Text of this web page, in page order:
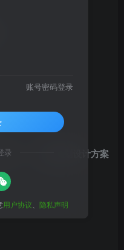
新 小镇规划设计方案
账号密码登录
录
用户协议 隐私声明